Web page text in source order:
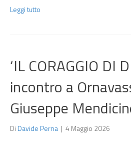
Leggi tutto
‘IL CORAGGIO DI
incontro a
Giuseppe
DiDavide Perna | 4 Maggio 2026